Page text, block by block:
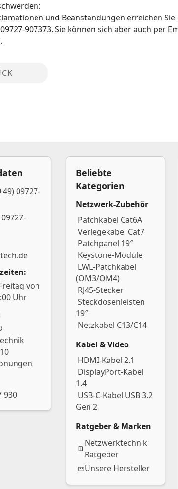
und Beanstandungen erreichen
09727-907373. Sie können sich aber auch
09727-
von
Uhr
930
Beliebte
Kategorien
Netzwerk-Zubehör
Patchkabel Cat6A
Verlegekabel Cat7
Patchpanel 19″
Keystone-Module
LWL-Patchkabel
(OM3/OM4)
RJ45-Stecker
Steckdosenleisten
19″
Netzkabel C13/C14
Kabel & Video
HDMI-Kabel 2.1
DisplayPort-Kabel
1.4
USB-C-Kabel USB 3.2
Gen 2
Ratgeber & Marken
Netzwerktechnik
Ratgeber
Unsere Hersteller